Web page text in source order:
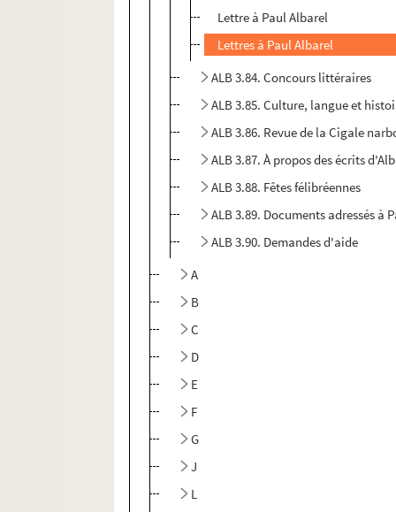
Lettre à Paul Albarel
Lettres à Paul Albarel
ALB 3.84. Concours littéraires
ALB 3.85. Culture, langue et
ALB 3.86. Revue de la Cigale
ALB 3.87. À propos des écrits
ALB 3.88. Fêtes félibréennes
ALB 3.89. Documents adressés à
ALB 3.90. Demandes d'aide
A
B
C
D
E
F
G
J
L